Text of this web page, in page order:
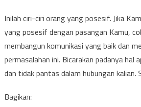
Inilah ciri-ciri orang yang posesif. Jika
yang posesif dengan pasangan Kamu,
membangun komunikasi yang baik dan
permasalahan ini. Bicarakan padanya hal
dan tidak pantas dalam hubungan kalian.
Bagikan: